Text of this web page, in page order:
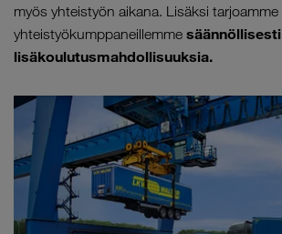
myös yhteistyön aikana. Lisäksi tarjoamme
yhteistyökumppaneillemme säännöllisesti
lisäkoulutusmahdollisuuksia.